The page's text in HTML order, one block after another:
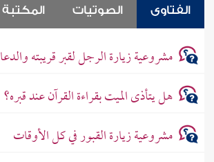
الفتاوى الصوتيات المكتبة
مشروعية زيارة الرجل لقبر قريبته
هل يتأذى الميت بقراءة القرآن عند قبره؟
مشروعية زيارة القبور في كل الأوقات